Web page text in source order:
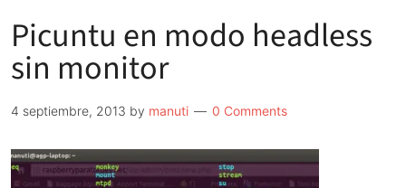
Picuntu en modo headless
sin monitor
4 septiembre, 2013 by manuti 0 Comments